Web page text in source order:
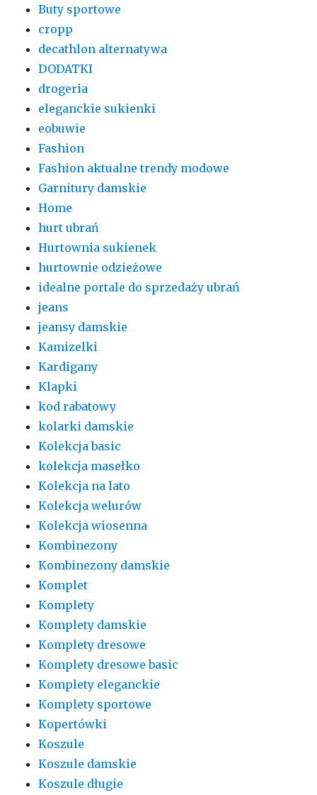
Buty sportowe
cropp
decathlon alternatywa
DODATKI
drogeria
eleganckie sukienki
eobuwie
Fashion
Fashion aktualne trendy modowe
Garnitury damskie
Home
hurt ubrań
Hurtownia sukienek
hurtownie odzieżowe
idealne portale do sprzedaży ubrań
jeans
jeansy damskie
Kamizelki
Kardigany
Klapki
kod rabatowy
kolarki damskie
Kolekcja basic
kolekcja masełko
Kolekcja na lato
Kolekcja welurów
Kolekcja wiosenna
Kombinezony
Kombinezony damskie
Komplet
Komplety
Komplety damskie
Komplety dresowe
Komplety dresowe basic
Komplety eleganckie
Komplety sportowe
Kopertówki
Koszule
Koszule damskie
Koszule długie